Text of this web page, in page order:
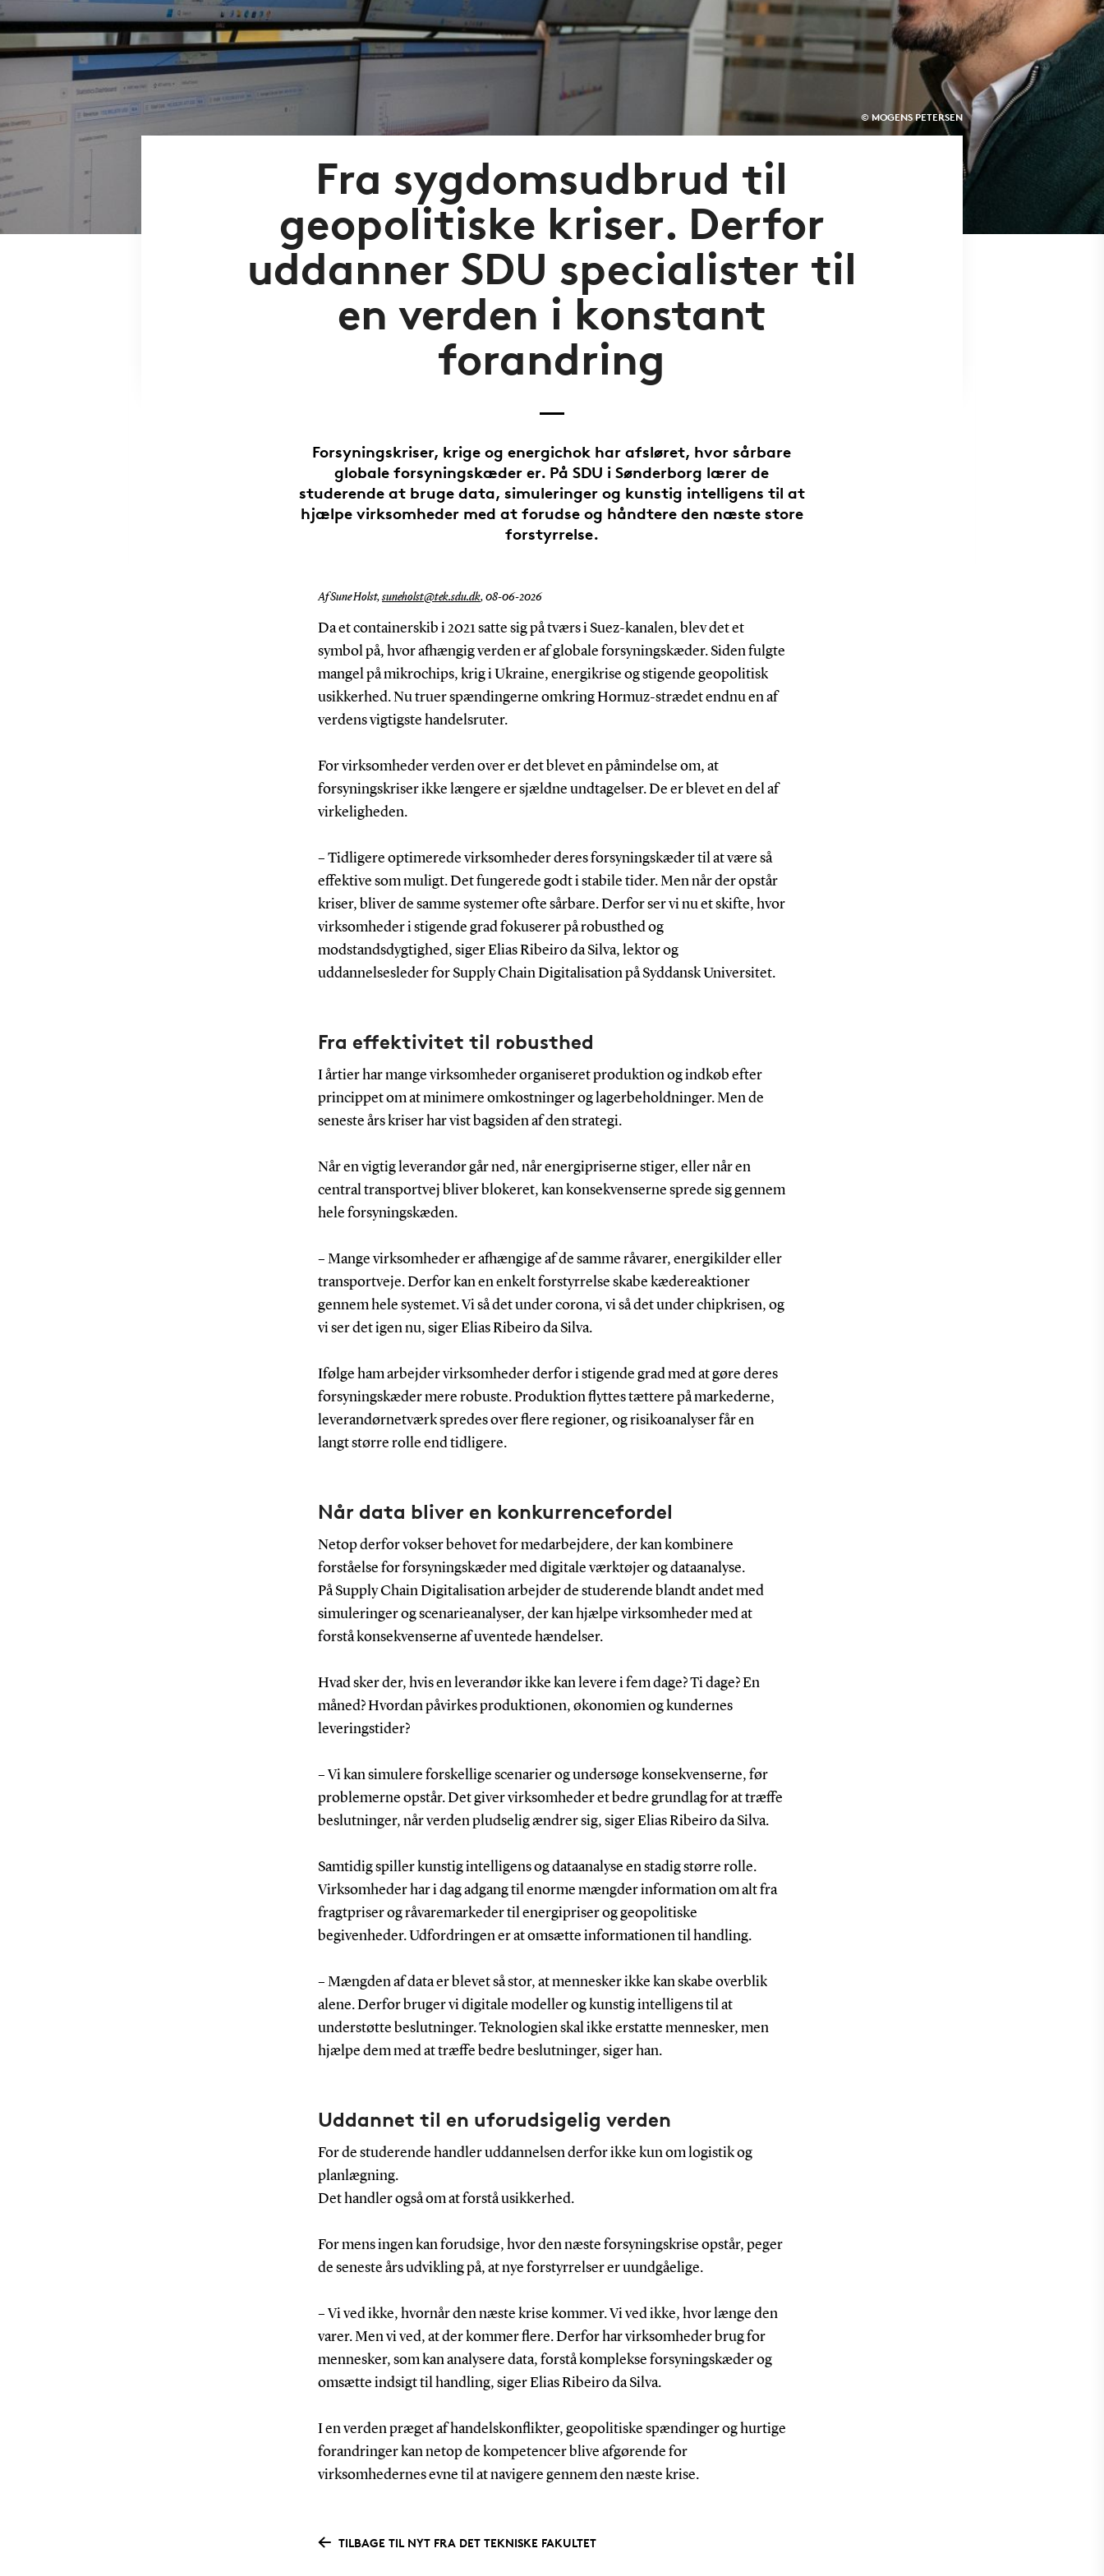
© MOGENS PETERSEN
Fra sygdomsudbrud til
geopolitiske kriser. Derfor
uddanner SDU specialister til
en verden i konstant
forandring
Forsyningskriser, krige og energichok har afsløret, hvor sårbare
globale forsyningskæder er. På SDU i Sønderborg lærer de
studerende at bruge data, simuleringer og kunstig intelligens til at
hjælpe virksomheder med at forudse og håndtere den næste store
forstyrrelse.
Af Sune Holst, suneholst@tek.sdu.dk, 08-06-2026
Da et containerskib i 2021 satte sig på tværs i Suez-kanalen, blev det et
symbol på, hvor afhængig verden er af globale forsyningskæder. Siden fulgte
mangel på mikrochips, krig i Ukraine, energikrise og stigende geopolitisk
usikkerhed. Nu truer spændingerne omkring Hormuz-strædet endnu en af
verdens vigtigste handelsruter.
For virksomheder verden over er det blevet en påmindelse om, at
forsyningskriser ikke længere er sjældne undtagelser. De er blevet en del af
virkeligheden.
– Tidligere optimerede virksomheder deres forsyningskæder til at være så
effektive som muligt. Det fungerede godt i stabile tider. Men når der opstår
kriser, bliver de samme systemer ofte sårbare. Derfor ser vi nu et skifte, hvor
virksomheder i stigende grad fokuserer på robusthed og
modstandsdygtighed, siger Elias Ribeiro da Silva, lektor og
uddannelsesleder for Supply Chain Digitalisation på Syddansk Universitet.
Fra effektivitet til robusthed
I årtier har mange virksomheder organiseret produktion og indkøb efter
princippet om at minimere omkostninger og lagerbeholdninger. Men de
seneste års kriser har vist bagsiden af den strategi.
Når en vigtig leverandør går ned, når energipriserne stiger, eller når en
central transportvej bliver blokeret, kan konsekvenserne sprede sig gennem
hele forsyningskæden.
– Mange virksomheder er afhængige af de samme råvarer, energikilder eller
transportveje. Derfor kan en enkelt forstyrrelse skabe kædereaktioner
gennem hele systemet. Vi så det under corona, vi så det under chipkrisen, og
vi ser det igen nu, siger Elias Ribeiro da Silva.
Ifølge ham arbejder virksomheder derfor i stigende grad med at gøre deres
forsyningskæder mere robuste. Produktion flyttes tættere på markederne,
leverandørnetværk spredes over flere regioner, og risikoanalyser får en
langt større rolle end tidligere.
Når data bliver en konkurrencefordel
Netop derfor vokser behovet for medarbejdere, der kan kombinere
forståelse for forsyningskæder med digitale værktøjer og dataanalyse.
På Supply Chain Digitalisation arbejder de studerende blandt andet med
simuleringer og scenarieanalyser, der kan hjælpe virksomheder med at
forstå konsekvenserne af uventede hændelser.
Hvad sker der, hvis en leverandør ikke kan levere i fem dage? Ti dage? En
måned? Hvordan påvirkes produktionen, økonomien og kundernes
leveringstider?
– Vi kan simulere forskellige scenarier og undersøge konsekvenserne, før
problemerne opstår. Det giver virksomheder et bedre grundlag for at træffe
beslutninger, når verden pludselig ændrer sig, siger Elias Ribeiro da Silva.
Samtidig spiller kunstig intelligens og dataanalyse en stadig større rolle.
Virksomheder har i dag adgang til enorme mængder information om alt fra
fragtpriser og råvaremarkeder til energipriser og geopolitiske
begivenheder. Udfordringen er at omsætte informationen til handling.
– Mængden af data er blevet så stor, at mennesker ikke kan skabe overblik
alene. Derfor bruger vi digitale modeller og kunstig intelligens til at
understøtte beslutninger. Teknologien skal ikke erstatte mennesker, men
hjælpe dem med at træffe bedre beslutninger, siger han.
Uddannet til en uforudsigelig verden
For de studerende handler uddannelsen derfor ikke kun om logistik og
planlægning.
Det handler også om at forstå usikkerhed.
For mens ingen kan forudsige, hvor den næste forsyningskrise opstår, peger
de seneste års udvikling på, at nye forstyrrelser er uundgåelige.
– Vi ved ikke, hvornår den næste krise kommer. Vi ved ikke, hvor længe den
varer. Men vi ved, at der kommer flere. Derfor har virksomheder brug for
mennesker, som kan analysere data, forstå komplekse forsyningskæder og
omsætte indsigt til handling, siger Elias Ribeiro da Silva.
I en verden præget af handelskonflikter, geopolitiske spændinger og hurtige
forandringer kan netop de kompetencer blive afgørende for
virksomhedernes evne til at navigere gennem den næste krise.
TILBAGE TIL NYT FRA DET TEKNISKE FAKULTET